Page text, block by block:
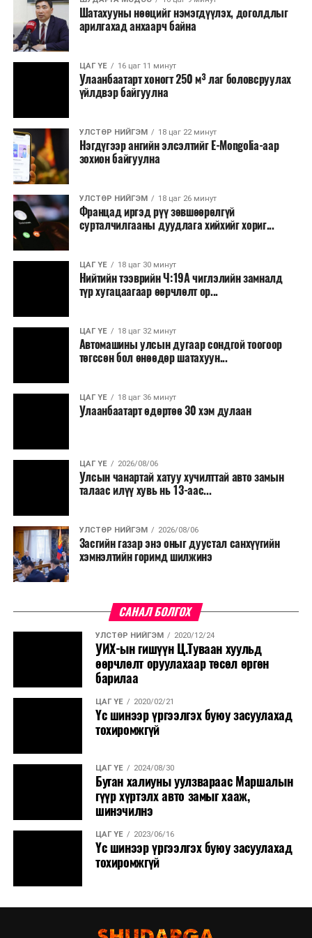
болон арилжааны банкуудтай хамтран стратегийн
бүтээгдэхүүний нөөц бүрдүүлэх, хадгалах, түгээх,
борлуулах бүх шатанд цахим төлбөрийн баримт
үйлдэж, бүртгэлийг ил тод болгох юм.
2026 оны намар бэлтгэж, 2027 оны хавар худалдаанд
Засаг дарга Б.Пүрэвдагваг онцгойлон анхаарч
ажиллахыг Ерөнхий сайд үүрэг болгожээ.
Нөөцийн махыг цахим системд бүртгэснээр мах
бэлтгэлийн явц, нөөцийн үлдэгдэл ил тод болно. Мөн
хөнгөлөлттэй зээлийг зориулалтын бусаар ашиглах
явдлыг таслан зогсоох, хүртээмжийг нэмэгдүүлэх,
өрсөлдөөнийг бий болгох боломжтой гэж үзжээ.
Иргэд агуулах, үйлдвэрээс махаа шууд худалдан авах,
малчид системээр дамжуулан бүтээгдэхүүнээ
Түүнчлэн түлш, улаанбуудай, хүнсний ногооны нөөц
бүрдүүлэх зоорь, агуулах барих аж ахуйн нэгжүүдэд
Шатахууны нөөцийг нэмэгдүүлэх, доголдлыг
арилгахад анхаарч байна
ЦАГ ҮЕ 16 цаг 11 минут
Улаанбаатарт хоногт 250 м³ лаг боловсруулах
үйлдвэр байгуулна
УЛСТӨР НИЙГЭМ 18 цаг 22 минут
Нэгдүгээр ангийн элсэлтийг E-Mongolia-аар
зохион байгуулна
УЛСТӨР НИЙГЭМ 18 цаг 26 минут
Францад иргэд рүү зөвшөөрөлгүй
сурталчилгааны дуудлага хийхийг хориг...
ЦАГ ҮЕ 18 цаг 30 минут
Нийтийн тээврийн Ч:19А чиглэлийн замналд
түр хугацаагаар өөрчлөлт ор...
ЦАГ ҮЕ 18 цаг 32 минут
Автомашины улсын дугаар сондгой тоогоор
төгссөн бол өнөөдөр шатахуун...
ЦАГ ҮЕ 18 цаг 36 минут
Улаанбаатарт өдөртөө 30 хэм дулаан
ЦАГ ҮЕ 2026/08/06
Улсын чанартай хатуу хучилттай авто замын
талаас илүү хувь нь 13-аас...
УЛСТӨР НИЙГЭМ 2026/08/06
Засгийн газар энэ оныг дуустал санхүүгийн
хэмнэлтийн горимд шилжинэ
САНАЛ БОЛГОХ
УЛСТӨР НИЙГЭМ 2020/12/24
УИХ-ын гишүүн Ц.Туваан хуульд
өөрчлөлт оруулахаар төсөл өргөн
барилаа
ЦАГ ҮЕ 2020/02/21
Үс шинээр үргээлгэх буюу засуулахад
тохиромжгүй
ЦАГ ҮЕ 2024/08/30
Буган халиуны уулзвараас Маршалын
гүүр хүртэлх авто замыг хааж,
шинэчилнэ
ЦАГ ҮЕ 2023/06/16
Үс шинээр үргээлгэх буюу засуулахад
тохиромжгүй